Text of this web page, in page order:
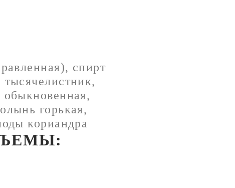
спирт
горькая,
кориандра